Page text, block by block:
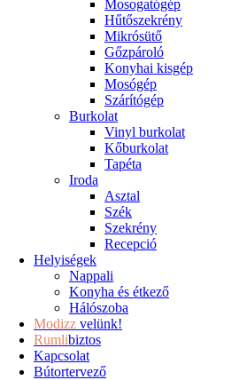
Mosogatógép
Hűtőszekrény
Mikrósütő
Gőzpároló
Konyhai kisgép
Mosógép
Szárítógép
Burkolat
Vinyl burkolat
Kőburkolat
Tapéta
Iroda
Asztal
Szék
Szekrény
Recepció
Helyiségek
Nappali
Konyha és étkező
Hálószoba
Modizz velünk!
Rumlibiztos
Kapcsolat
Bútortervező